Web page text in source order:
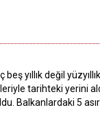
beş yıllık değil
tarihteki yerini
Balkanlardaki 5